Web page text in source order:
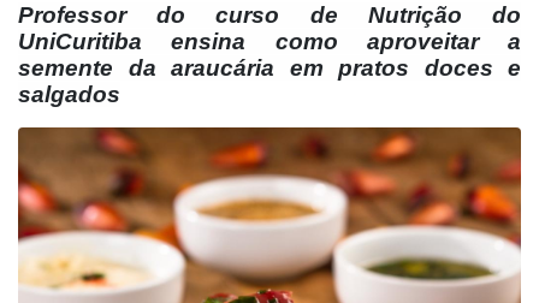
Professor do curso de Nutrição do
UniCuritiba ensina como aproveitar a
semente da araucária em pratos doces e
salgados